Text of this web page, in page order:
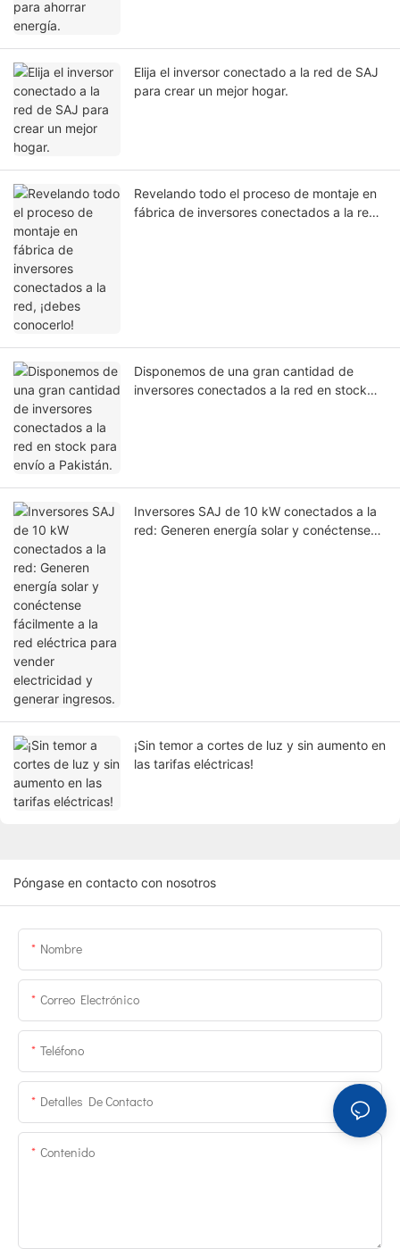
Elija el inversor conectado a la red de SAJ
para crear un mejor hogar.
Revelando todo el proceso de montaje en
fábrica de inversores conectados a la red,
Disponemos de una gran cantidad de
inversores conectados a la red en stock
Inversores SAJ de 10 kW conectados a la
red: Generen energía solar y conéctense
¡Sin temor a cortes de luz y sin aumento en
las tarifas eléctricas!
Póngase en contacto con nosotros
Nombre
Correo Electrónico
Teléfono
Detalles De Contacto
Contenido